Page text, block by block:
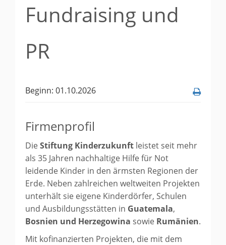
Fundraising und
PR
Beginn: 01.10.2026
Firmenprofil
DieStiftung Kinderzukunft leistet seit mehr
als 35 Jahren nachhaltige Hilfe für Not
leidende Kinder in den ärmsten Regionen der
Erde. Neben zahlreichen weltweiten Projekten
unterhält sie eigene Kinderdörfer, Schulen
und Ausbildungsstätten in Guatemala,
Bosnien und Herzegowina sowie Rumänien.
Mit kofinanzierten Projekten, die mit dem